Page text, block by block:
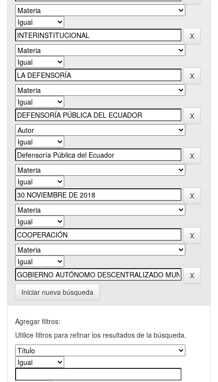
Iniciar nueva búsqueda
Agregar filtros:
Utilice filtros para refinar los resultados de la búsqueda.